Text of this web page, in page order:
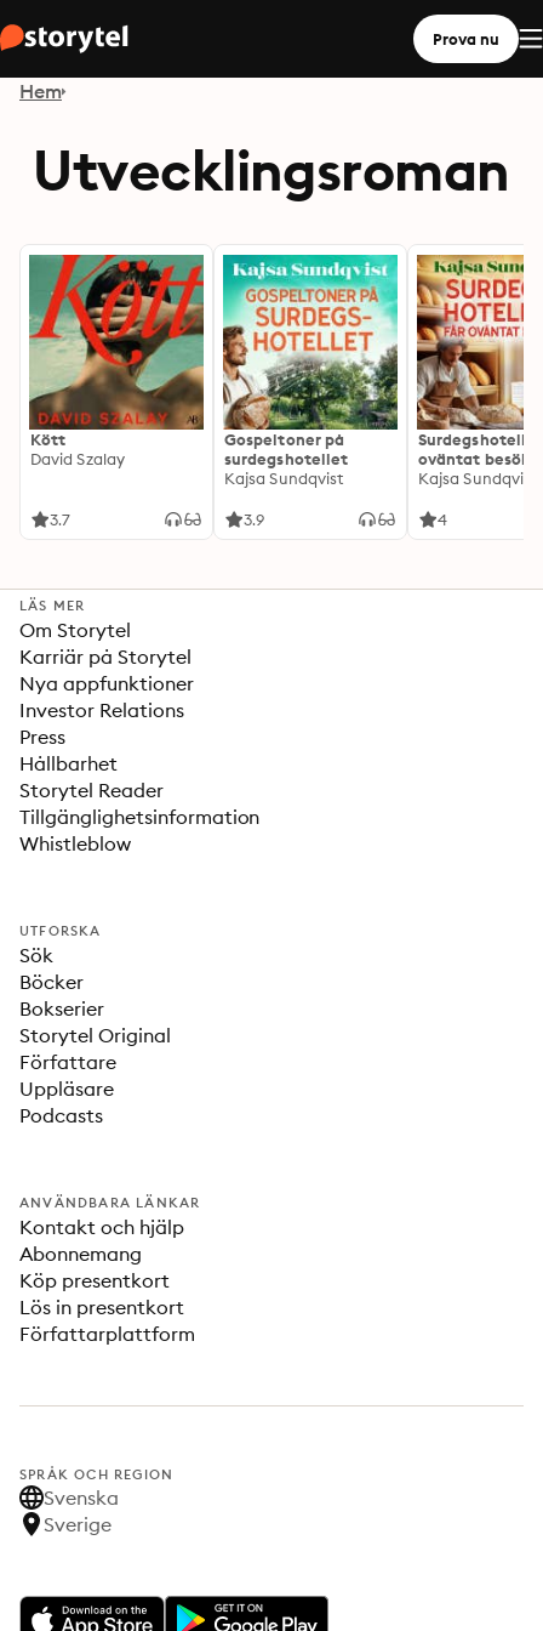
Prova nu
Hem
Utvecklingsroman
Kött
David Szalay
3.7
Gospeltoner på
surdegshotellet
Kajsa Sundqvist
3.9
oväntat besök
Kajsa Sundqvist
4
LÄS MER
Om Storytel
Karriär på Storytel
Nya appfunktioner
Investor Relations
Press
Hållbarhet
Storytel Reader
Tillgänglighetsinformation
Whistleblow
UTFORSKA
Sök
Böcker
Bokserier
Storytel Original
Författare
Uppläsare
Podcasts
ANVÄNDBARA LÄNKAR
Kontakt och hjälp
Abonnemang
Köp presentkort
Lös in presentkort
Författarplattform
SPRÅK OCH REGION
Svenska
Sverige